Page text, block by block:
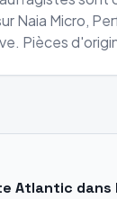
Naia Micro,
Pièces
Atlantic dans